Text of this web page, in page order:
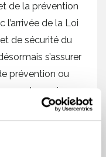
de la prévention
l’arrivée de la Loi
de sécurité du
s’assurer
prévention ou
psychosociaux
santé des
les délégués